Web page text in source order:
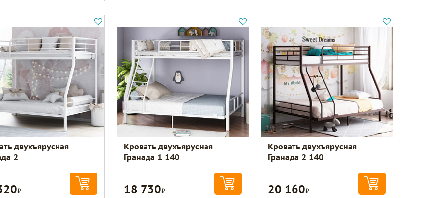
двухъярусная
2
Р
Кровать двухъярусная
Гранада 1 140
18 730Р
Кровать двухъярусная
Гранада 2 140
20 160Р